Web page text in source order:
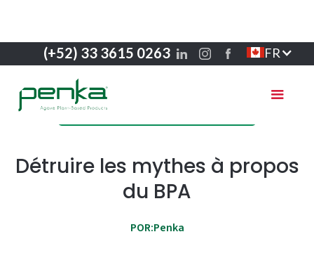
(+52) 33 3615 0263 FR
Responsabilité environnementale
Détruire les mythes à propos
du BPA
POR:Penka